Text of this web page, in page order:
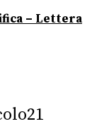
– Lettera